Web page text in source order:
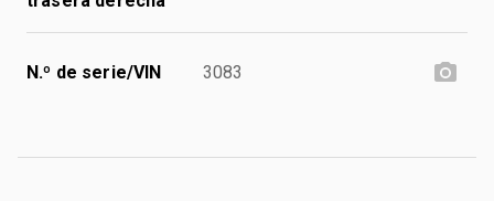
N.º de serie/VIN 3083